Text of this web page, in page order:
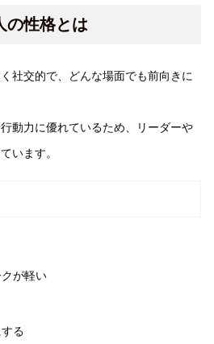
の性格とは
社交的で、どんな場面でも前向きに
動力に優れているため、リーダーや
います。
が軽い
る